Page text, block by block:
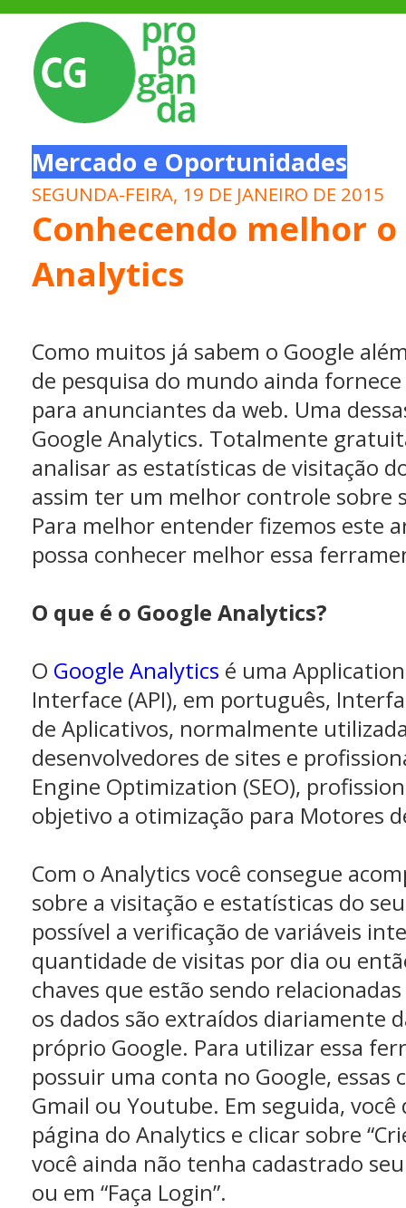
Mercado e Oportunidades
SEGUNDA-FEIRA, 19 DE JANEIRO DE 2015
Conhecendo melhor o
Analytics
Como muitos já sabem o Google
de pesquisa do mundo ainda
para anunciantes da web. Uma
Google Analytics. Totalmente
analisar as estatísticas de visitação
assim ter um melhor controle sobre
Para melhor entender fizemos este
possa conhecer melhor essa
O que é o Google Analytics?
O Google Analytics é uma
Interface (API), em português,
de Aplicativos, normalmente
desenvolvedores de sites e
Engine Optimization (SEO),
objetivo a otimização para Motores
Com o Analytics você consegue
sobre a visitação e estatísticas do
possível a verificação de variáveis
quantidade de visitas por dia ou
chaves que estão sendo
os dados são extraídos diariamente
próprio Google. Para utilizar essa
possuir uma conta no Google, essas
Gmail ou Youtube. Em seguida, você
página do Analytics e clicar sobre
você ainda não tenha cadastrado
ou em “Faça Login”.